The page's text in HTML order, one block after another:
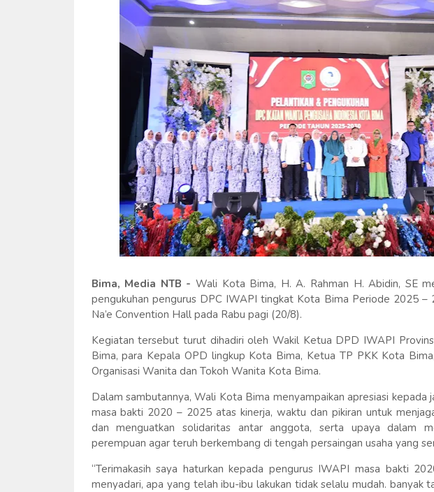
Bima, Media NTB - Wali Kota Bima, H. A. Rahman H. Abidin, SE
pengukuhan pengurus DPC IWAPI tingkat Kota Bima Periode 2025 –
Na’e Convention Hall pada Rabu pagi (20/8).
Kegiatan tersebut turut dihadiri oleh Wakil Ketua DPD IWAPI
Bima, para Kepala OPD lingkup Kota Bima, Ketua TP PKK Kota
Organisasi Wanita dan Tokoh Wanita Kota Bima.
Dalam sambutannya, Wali Kota Bima menyampaikan apresiasi kepada
masa bakti 2020 – 2025 atas kinerja, waktu dan pikiran untuk
dan menguatkan solidaritas antar anggota, serta upaya dalam
perempuan agar teruh berkembang di tengah persaingan usaha yang
“Terimakasih saya haturkan kepada pengurus IWAPI masa bakti
menyadari, apa yang telah ibu-ibu lakukan tidak selalu mudah. banyak